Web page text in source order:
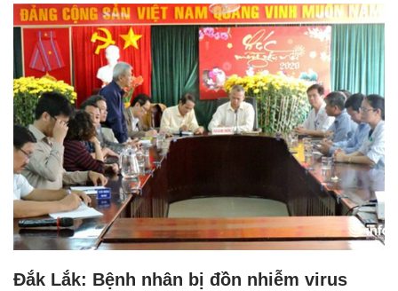
Đắk Lắk: Bệnh nhân bị đồn nhiễm virus